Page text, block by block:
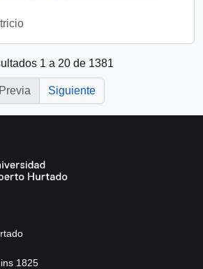
1 a 20 de 1381
Previa Siguiente
1825